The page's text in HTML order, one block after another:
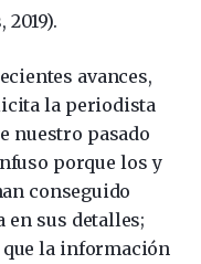
avances,
la periodista
nuestro pasado
porque los y
conseguido
sus detalles;
que la información